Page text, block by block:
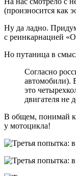
(произносится как
Ну да ладно.
с реинкарнацией
Но путаница в
Согласно
автомобили).
это
двигателя не
В общем, понимай
у мотоцикла!